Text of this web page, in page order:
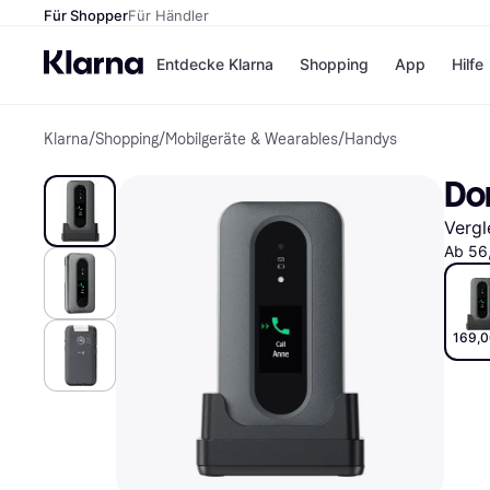
Für ShopperFür Händler
Entdecke Klarna
Zahlungsmethoden
Bezahle in 3
Teilzahlungen
Bezahle in bis zu 30
Shopping
eBay
Temu
SHEIN
Alle Shops
App Hilfe
Klarna/Shopping/Mobilgeräte & Wearables/Handys
Ab